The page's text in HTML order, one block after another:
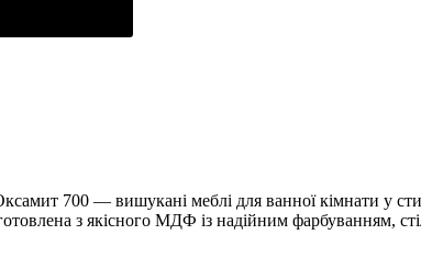
700 — вишукані меблі для ванної кімнати у
з якісного МДФ із надійним